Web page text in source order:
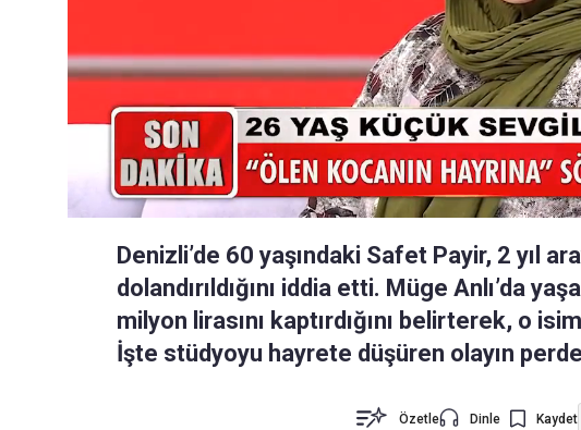
Denizli’de 60 yaşındaki Safet Payir, 2 yıl
dolandırıldığını iddia etti. Müge Anlı’da
milyon lirasını kaptırdığını belirterek, o
İşte stüdyoyu hayrete düşüren olayın
Özetle Dinle Kaydet